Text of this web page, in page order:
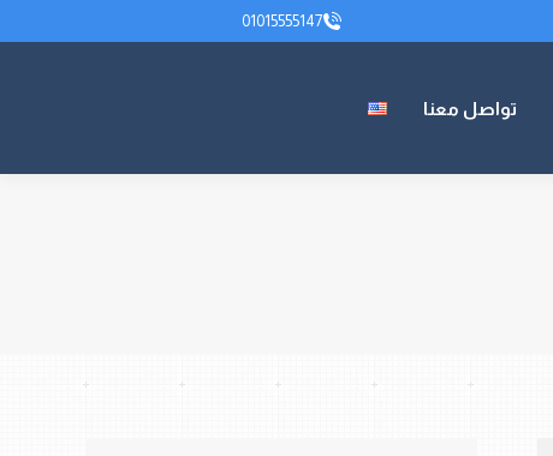
01015555147
تواصل معنا